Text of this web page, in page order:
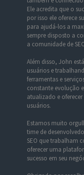
Ele acredita que o
por isso ele oferece
para ajudá-los a
sempre disposto a
a comunidade de
Além disso, John
usuários e
ferramentas e
constante evolução
atualizado e
usuários.
Estamos muito
time de
SEO que trabalham
oferecer uma
sucesso em seu